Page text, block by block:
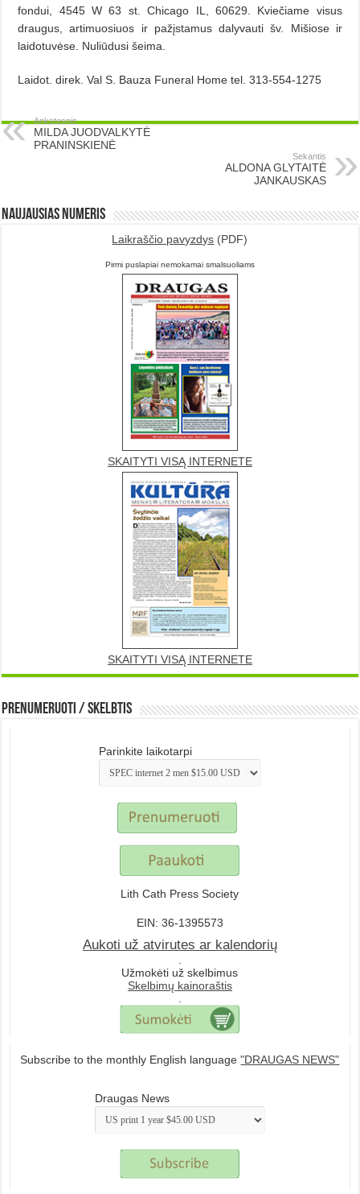
fondui, 4545 W 63 st. Chicago IL, 60629. Kviečiame visus
draugus, artimuosiuos ir pažįstamus dalyvauti šv. Mišiose ir
laidotuvėse. Nuliūdusi šeima.
Laidot. direk. Val S. Bauza Funeral Home tel. 313-554-1275
Ankstesnis
MILDA JUODVALKYTĖ
PRANINSKIENĖ
Sekantis
ALDONA GLYTAITĖ
JANKAUSKAS
Naujausias numeris
Laikraščio pavyzdys (PDF)
Pirmi puslapiai nemokamai smalsuoliams
SKAITYTI VISĄ INTERNETE
SKAITYTI VISĄ INTERNETE
Prenumeruoti / Skelbtis
Parinkite laikotarpi
Lith Cath Press Society
EIN: 36-1395573
Aukoti už atvirutes ar kalendorių
Užmokėti už skelbimus
Skelbimų kainoraštis
Subscribe to the monthly English language"DRAUGAS NEWS"
Draugas News